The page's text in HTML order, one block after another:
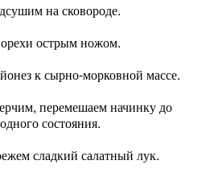
на сковороде.
острым ножом.
к сырно-морковной массе.
перемешаем начинку до
состояния.
сладкий салатный лук.